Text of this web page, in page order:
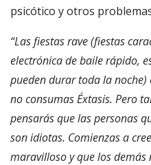
psicótico y otros
“Las fiestas rave (fiestas
electrónica de baile rápido,
pueden durar toda la
no consumas Éxtasis. Pero
pensarás que las personas
son idiotas. Comienzas a
maravilloso y que los